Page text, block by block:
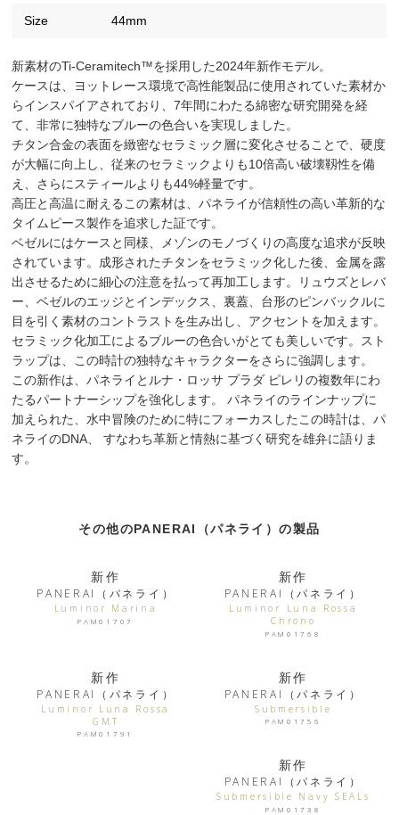
Size 44mm
新素材のTi-Ceramitech™️を採用した2024年新作モデル。
ケースは、ヨットレース環境で高性能製品に使用されていた素材か
らインスパイアされており、7年間にわたる綿密な研究開発を経
て、非常に独特なブルーの色合いを実現しました。
チタン合金の表面を緻密なセラミック層に変化させることで、硬度
が大幅に向上し、従来のセラミックよりも10倍高い破壊靱性を備
え、さらにスティールよりも44%軽量です。
高圧と高温に耐えるこの素材は、パネライが信頼性の高い革新的な
タイムピース製作を追求した証です。
ベゼルにはケースと同様、メゾンのモノづくりの高度な追求が反映
されています。成形されたチタンをセラミック化した後、金属を露
出させるために細心の注意を払って再加工します。リュウズとレバ
ー、ベゼルのエッジとインデックス、裏蓋、台形のピンバックルに
目を引く素材のコントラストを生み出し、アクセントを加えます。
セラミック化加工によるブルーの色合いがとても美しいです。スト
ラップは、この時計の独特なキャラクターをさらに強調します。
この新作は、パネライとルナ・ロッサ プラダ ピレリの複数年にわ
たるパートナーシップを強化します。 パネライのラインナップに
加えられた、水中冒険のために特にフォーカスしたこの時計は、パ
ネライのDNA、 すなわち革新と情熱に基づく研究を雄弁に語りま
す。
その他のPANERAI（パネライ）の製品
新作
PANERAI（パネライ）
Luminor Marina
PAM01707
新作
PANERAI（パネライ）
Luminor Luna Rossa
Chrono
PAM01768
新作
PANERAI（パネライ）
Luminor Luna Rossa
GMT
PAM01791
新作
PANERAI（パネライ）
Submersible
PAM01756
新作
PANERAI（パネライ）
Submersible Navy SEALs
PAM01738